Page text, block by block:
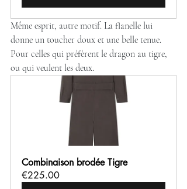
Même esprit, autre motif. La flanelle lui
donne un toucher doux et une belle tenue.
Pour celles qui préfèrent le dragon au tigre,
ou qui veulent les deux.
Combinaison brodée Tigre
€225.00